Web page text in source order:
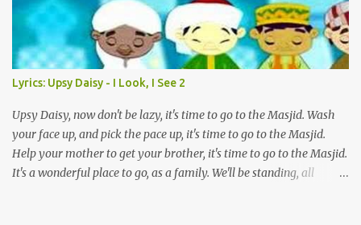
Lyrics: Upsy Daisy - I Look, I See 2
Upsy Daisy, now don't be lazy, it's time to go to the Masjid. Wash
your face up, and pick the pace up, it's time to go to the Masjid.
Help your mother to get your brother, it's time to go to the Masjid.
It's a wonderful place to go, as a family. We'll be standing, all